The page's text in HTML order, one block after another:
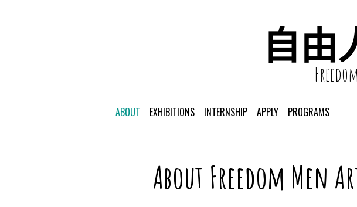
自由
ABOUT EXHIBITIONS INTERNSHIP APPLY PROGRAMS
About Freedom Men